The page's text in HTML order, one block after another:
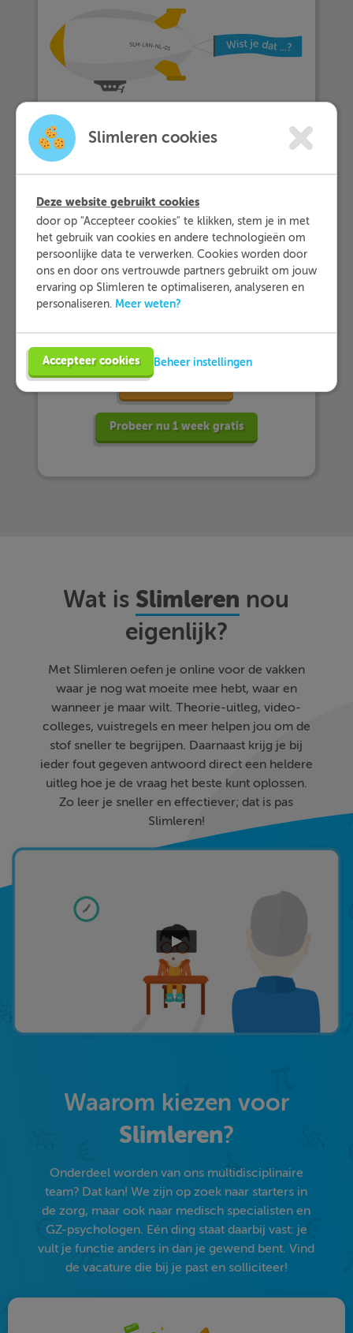
… meer dan 25.000 leerlingen met
Slimleren oefenen…
… en dat zij Slimleren gemiddeld
Meer informatie
Probeer nu 1 week gratis
Wat is Slimleren nou
eigenlijk?
Met Slimleren oefen je online voor de vakken
waar je nog wat moeite mee hebt, waar en
wanneer je maar wilt. Theorie-uitleg, video-
colleges, vuistregels en meer helpen jou om de
stof sneller te begrijpen. Daarnaast krijg je bij
ieder fout gegeven antwoord direct een heldere
uitleg hoe je de vraag het beste kunt oplossen.
Zo leer je sneller en effectiever; dat is pas
Slimleren!
Waarom kiezen voor
Slimleren?
Onderdeel worden van ons multidisciplinaire
team? Dat kan! We zijn op zoek naar starters in
de zorg, maar ook naar medisch specialisten en
GZ-psychologen. Eén ding staat daarbij vast: je
vult je functie anders in dan je gewend bent. Vind
de vacature die bij je past en solliciteer!
Slimleren cookies
Deze website gebruikt cookies
door op "Accepteer cookies" te klikken, stem je in met
het gebruik van cookies en andere technologieën om
persoonlijke data te verwerken. Cookies worden door
ons en door ons vertrouwde partners gebruikt om jouw
ervaring op Slimleren te optimaliseren, analyseren en
personaliseren. Meer weten?
Accepteer cookies Beheer instellingen